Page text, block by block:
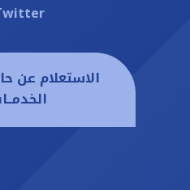
الاستعلام عن